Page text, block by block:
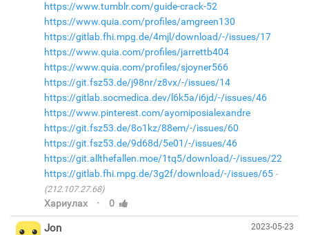
https://www.tumblr.com/guide-crack-52
https://www.quia.com/profiles/amgreen130
https://gitlab.fhi.mpg.de/4mjl/download/-/issues/17
https://www.quia.com/profiles/jarrettb404
https://www.quia.com/profiles/sjoyner566
https://git.fsz53.de/j98nr/z8vx/-/issues/14
https://gitlab.socmedica.dev/l6k5a/i6jd/-/issues/46
https://www.pinterest.com/ayomiposialexandre
https://git.fsz53.de/8o1kz/88em/-/issues/60
https://git.fsz53.de/9d68d/5e01/-/issues/46
https://git.allthefallen.moe/1tq5/download/-/issues/22
https://gitlab.fhi.mpg.de/3g2f/download/-/issues/65
(212.107.27.68)
Хариулах · 0
2023-05-23
Jon